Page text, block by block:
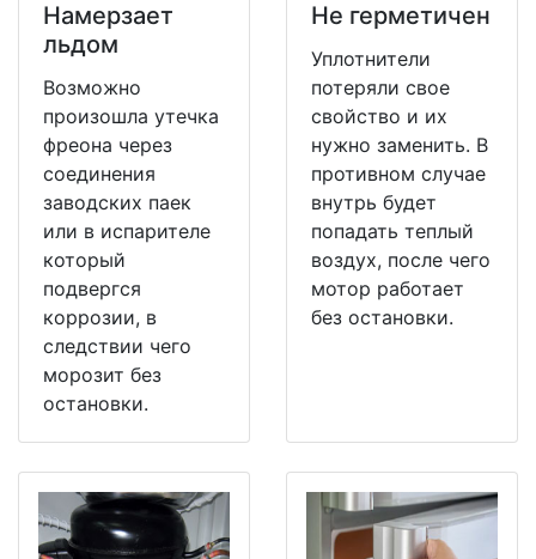
Намерзает
льдом
Возможно
произошла утечка
фреона через
соединения
заводских паек
или в испарителе
который
подвергся
коррозии, в
следствии чего
морозит без
остановки.
Не герметичен
Уплотнители
потеряли свое
свойство и их
нужно заменить. В
противном случае
внутрь будет
попадать теплый
воздух, после чего
мотор работает
без остановки.